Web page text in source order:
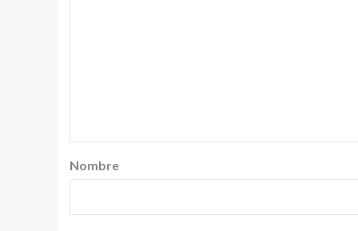
Nombre